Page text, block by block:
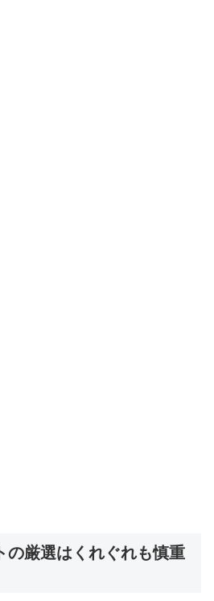
の厳選はくれぐれも慎重